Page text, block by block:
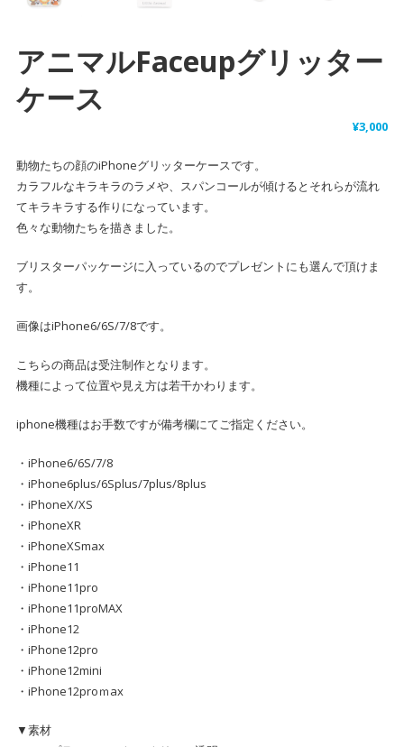
アニマルfaceupグリッター
ケース
¥3,000
動物たちの顔のiPhoneグリッターケースです。
カラフルなキラキラのラメや、スパンコールが傾けるとそれらが流れ
てキラキラする作りになっています。
色々な動物たちを描きました。
ブリスターパッケージに入っているのでプレゼントにも選んで頂けま
す。
画像はiPhone6/6S/7/8です。
こちらの商品は受注制作となります。
機種によって位置や見え方は若干かわります。
iphone機種はお手数ですが備考欄にてご指定ください。
・iPhone6/6S/7/8
・iPhone6plus/6Splus/7plus/8plus
・iPhoneX/XS
・iPhoneXR
・iPhoneXSmax
・iPhone11
・iPhone11pro
・iPhone11proMAX
・iPhone12
・iPhone12pro
・iPhone12mini
・iPhone12proｍax
▼素材